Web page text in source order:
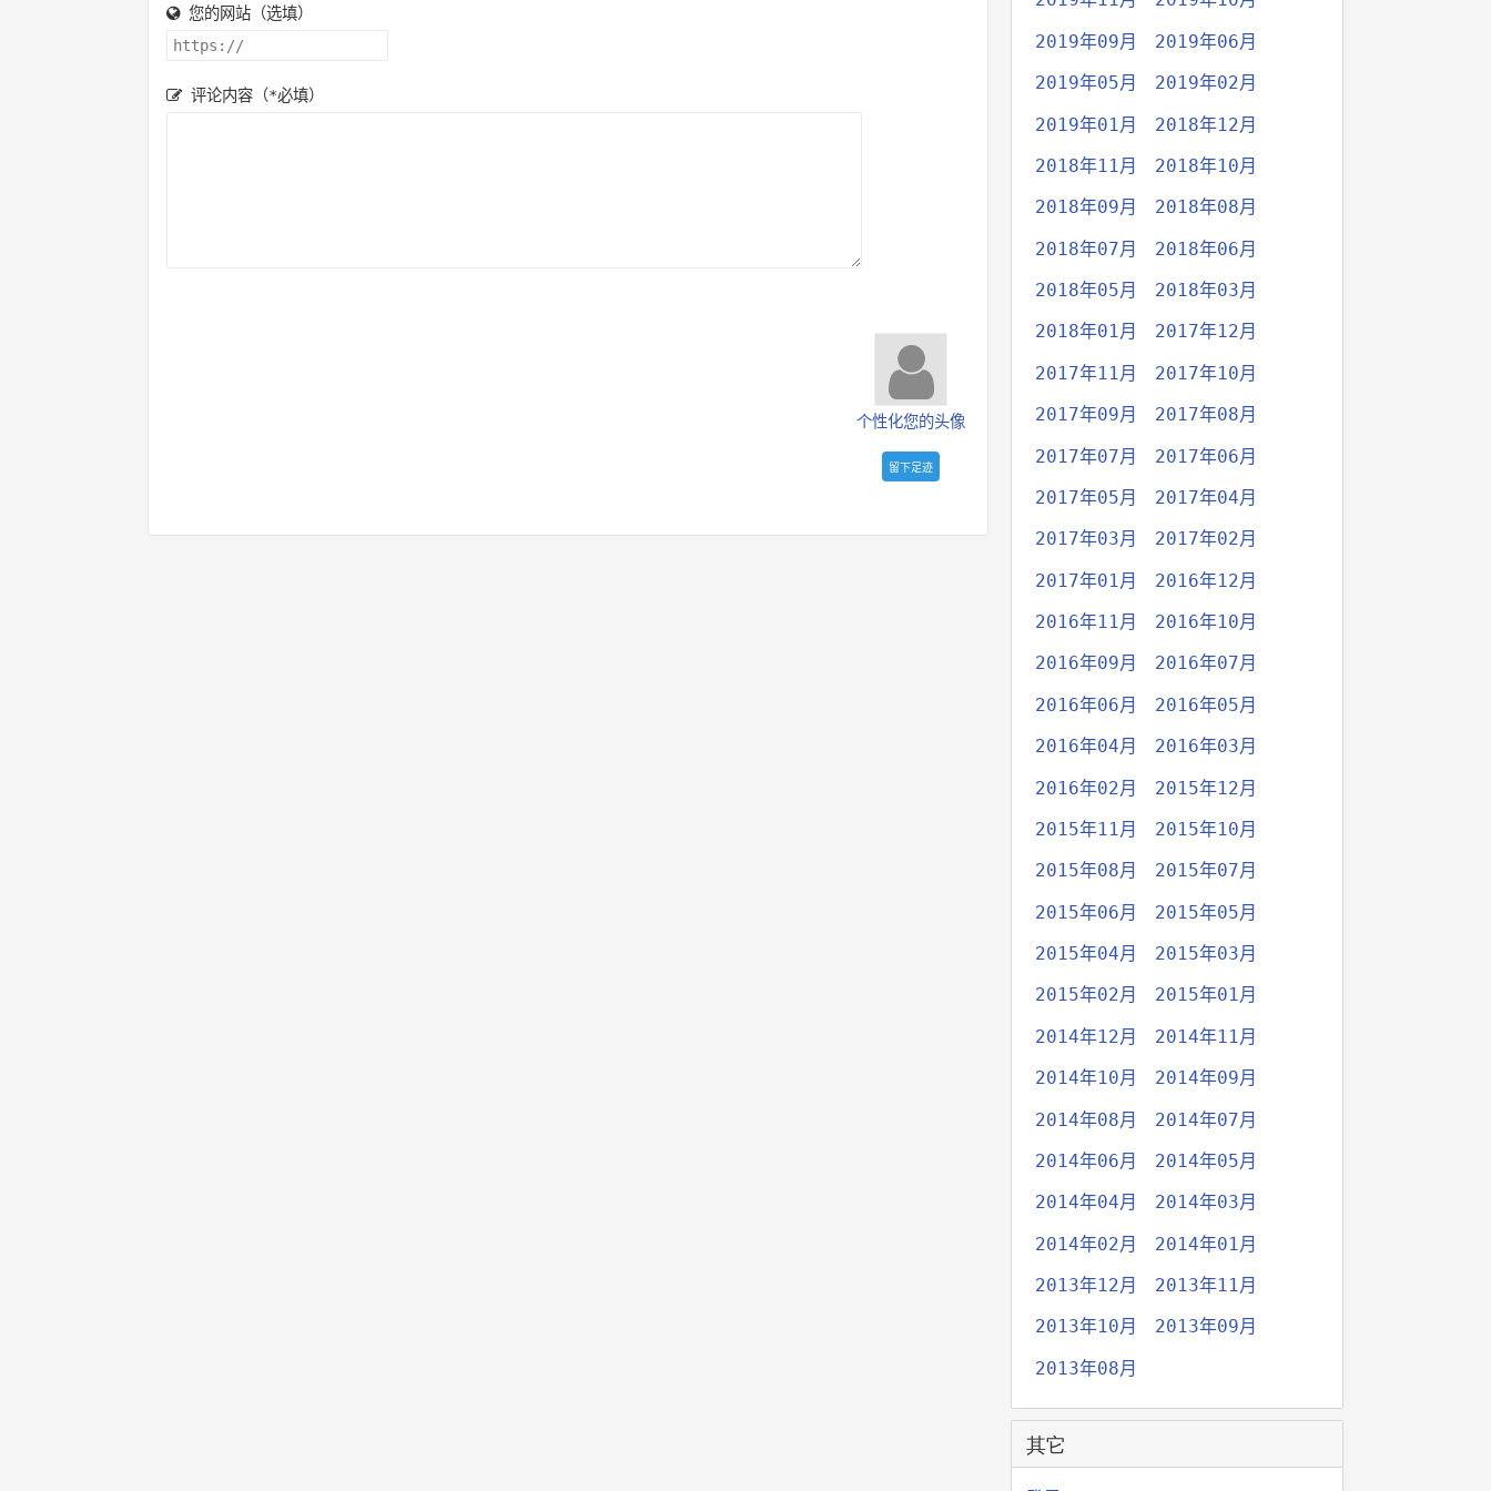
您的网站（选填）
评论内容（*必填）
个性化您的头像
留下足迹
2019年09月
2019年06月
2019年05月
2019年02月
2019年01月
2018年12月
2018年11月
2018年10月
2018年09月
2018年08月
2018年07月
2018年06月
2018年05月
2018年03月
2018年01月
2017年12月
2017年11月
2017年10月
2017年09月
2017年08月
2017年07月
2017年06月
2017年05月
2017年04月
2017年03月
2017年02月
2017年01月
2016年12月
2016年11月
2016年10月
2016年09月
2016年07月
2016年06月
2016年05月
2016年04月
2016年03月
2016年02月
2015年12月
2015年11月
2015年10月
2015年08月
2015年07月
2015年06月
2015年05月
2015年04月
2015年03月
2015年02月
2015年01月
2014年12月
2014年11月
2014年10月
2014年09月
2014年08月
2014年07月
2014年06月
2014年05月
2014年04月
2014年03月
2014年02月
2014年01月
2013年12月
2013年11月
2013年10月
2013年09月
2013年08月
其它